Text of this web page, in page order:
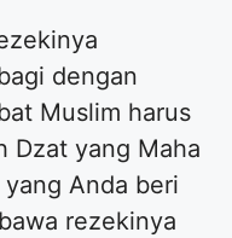
dengan
Muslim harus
Dzat yang Maha
Anda beri
rezekinya